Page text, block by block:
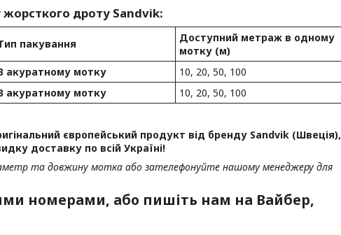
дроту Sandvik:
пакування
Доступний метраж в одному
мотку (м)
акуратному мотку
10, 20, 50, 100
акуратному мотку 10, 20, 50, 100
європейський продукт від бренду Sandvik (Швеція),
доставку по всій Україні!
та довжину мотка або зателефонуйте нашому менеджеру для
номерами, або пишіть нам на Вайбер,